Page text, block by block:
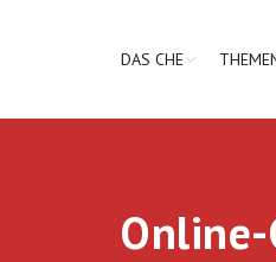
DAS CHE
Online-